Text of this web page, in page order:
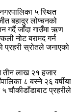
५ स्थित
बहादुर लोप्चनको
गर्दै जाँदा गाउँमा ऋण
नोट बरामद गर्न
स्रोतले जनाएको
तीन लाख २१ हजार
८ बस्ने २६ वर्षीया
५ चौकीडाँडाबाट प्रहरीले